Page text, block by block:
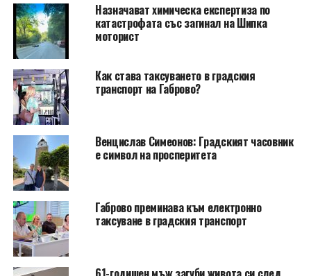
Назначават химическа експертиза по
катастрофата със загинал на Шипка
моторист
Как става таксуването в градския
транспорт на Габрово?
Венцислав Симеонов: Градският часовник
е символ на просперитета
Габрово преминава към електронно
таксуване в градския транспорт